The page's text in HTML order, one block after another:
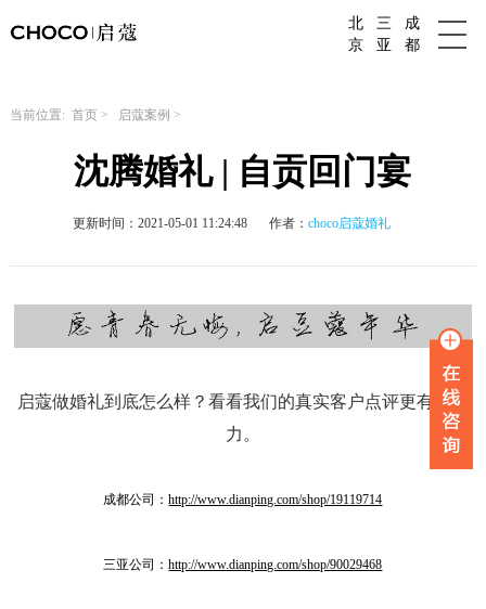
北
京
三
亚
成
都
当前位置: 首页> 启蔻案例 >
沈腾婚礼 | 自贡回门宴
更新时间：2021-05-01 11:24:48 作者：choco启蔻婚礼
启蔻做婚礼到底怎么样？看看我们的真实客户点评更有说服
力。
成都公司：http://www.dianping.com/shop/19119714
三亚公司：http://www.dianping.com/shop/90029468